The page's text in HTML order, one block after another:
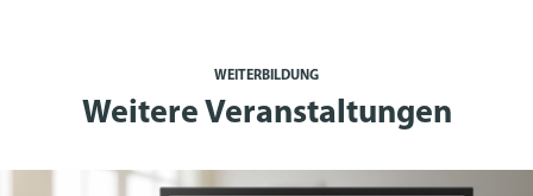
WEITERBILDUNG
Weitere Veranstaltungen